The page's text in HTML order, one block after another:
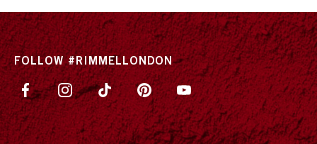
FOLLOW #RIMMELLONDON